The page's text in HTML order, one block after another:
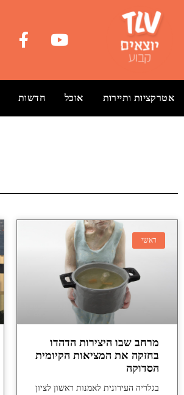
אטרקציות ותיירות אוכל חדשות
ראשי
מרחב שבו היצירות הדהדו
בחזקה את המציאות הקיומית
הסדוקה
בגלריה העירונית לאמנות ראשון לציון